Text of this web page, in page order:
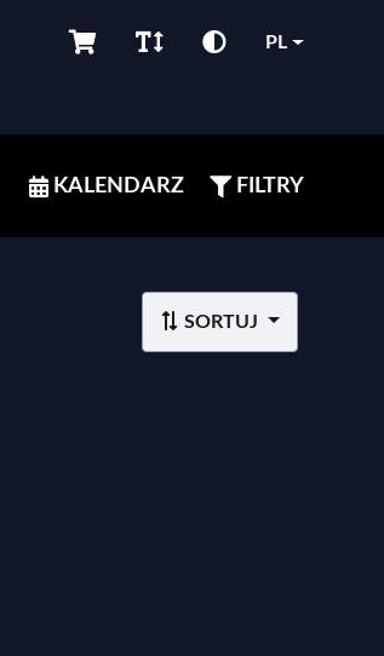
PL
KALENDARZ FILTRY
SORTUJ